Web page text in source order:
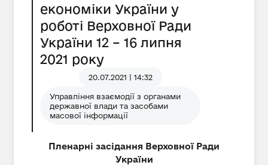
економіки України у
роботі Верховної Ради
України 12 – 16 липня
2021 року
20.07.2021 | 14:32
Управління взаємодії з органами
державної влади та засобами
масової інформації
Пленарні засідання Верховної Ради
України